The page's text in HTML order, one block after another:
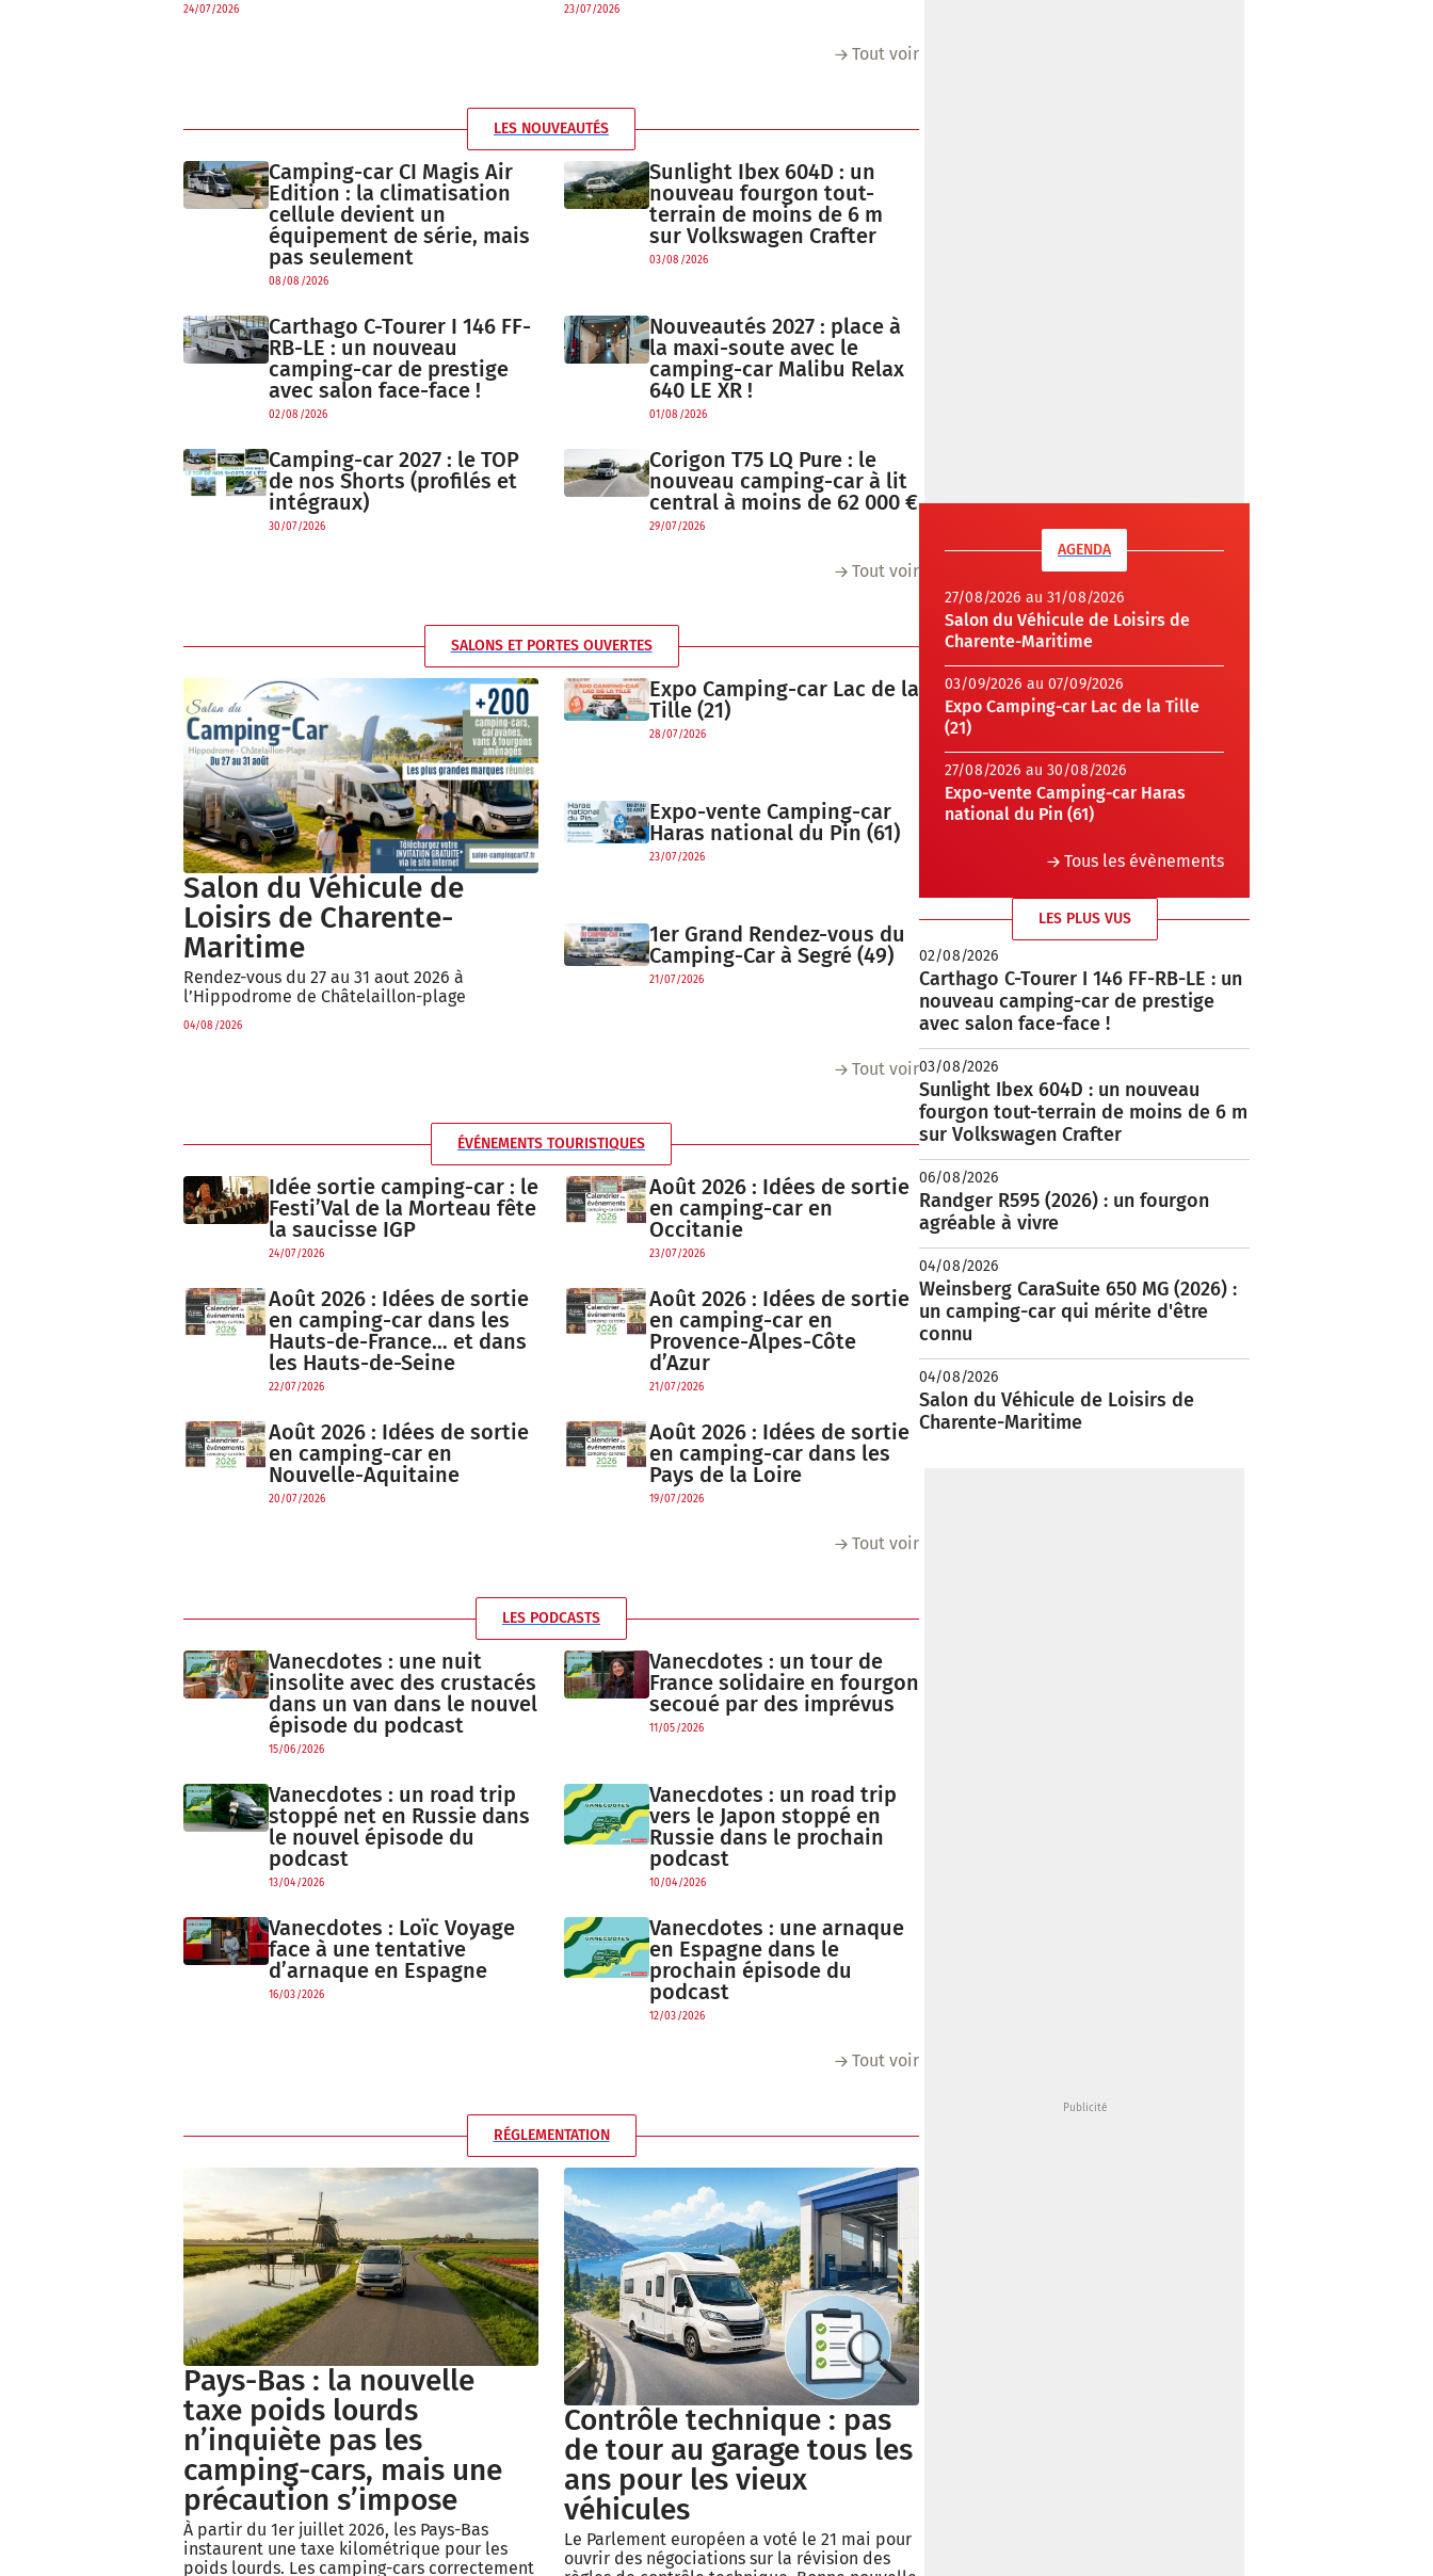
24/07/2026 23/07/2026
Tout voir
LES NOUVEAUTÉS
Camping-car CI Magis Air
Edition : la climatisation
cellule devient un
équipement de série, mais
pas seulement
08/08/2026
Sunlight Ibex 604D : un
nouveau fourgon tout-
terrain de moins de 6 m
sur Volkswagen Crafter
03/08/2026
Carthago C-Tourer I 146 FF-
RB-LE : un nouveau
camping-car de prestige
avec salon face-face !
02/08/2026
Nouveautés 2027 : place à
la maxi-soute avec le
camping-car Malibu Relax
640 LE XR !
01/08/2026
Camping-car 2027 : le TOP
de nos Shorts (profilés et
intégraux)
30/07/2026
Corigon T75 LQ Pure : le
nouveau camping-car à lit
central à moins de 62 000 €
29/07/2026
Tout voir
SALONS ET PORTES OUVERTES
Salon du Véhicule de
Loisirs de Charente-
Maritime
Rendez-vous du 27 au 31 aout 2026 à
l’Hippodrome de Châtelaillon-plage
04/08/2026
Expo Camping-car Lac de la
Tille (21)
28/07/2026
Expo-vente Camping-car
Haras national du Pin (61)
23/07/2026
1er Grand Rendez-vous du
Camping-Car à Segré (49)
21/07/2026
Tout voir
ÉVÉNEMENTS TOURISTIQUES
Idée sortie camping-car : le
Festi’Val de la Morteau fête
la saucisse IGP
24/07/2026
Août 2026 : Idées de sortie
en camping-car en
Occitanie
23/07/2026
Août 2026 : Idées de sortie
en camping-car dans les
Hauts-de-France… et dans
les Hauts-de-Seine
22/07/2026
Août 2026 : Idées de sortie
en camping-car en
Provence-Alpes-Côte
d’Azur
21/07/2026
Août 2026 : Idées de sortie
en camping-car en
Nouvelle-Aquitaine
20/07/2026
Août 2026 : Idées de sortie
en camping-car dans les
Pays de la Loire
19/07/2026
Tout voir
LES PODCASTS
Vanecdotes : une nuit
insolite avec des crustacés
dans un van dans le nouvel
épisode du podcast
15/06/2026
Vanecdotes : un tour de
France solidaire en fourgon
secoué par des imprévus
11/05/2026
Vanecdotes : un road trip
stoppé net en Russie dans
le nouvel épisode du
podcast
13/04/2026
Vanecdotes : un road trip
vers le Japon stoppé en
Russie dans le prochain
podcast
10/04/2026
Vanecdotes : Loïc Voyage
face à une tentative
d’arnaque en Espagne
16/03/2026
Vanecdotes : une arnaque
en Espagne dans le
prochain épisode du
podcast
12/03/2026
Tout voir
RÉGLEMENTATION
Pays-Bas : la nouvelle
taxe poids lourds
n’inquiète pas les
camping-cars, mais une
précaution s’impose
À partir du 1er juillet 2026, les Pays-Bas
instaurent une taxe kilométrique pour les
poids lourds. Les camping-cars correctement
Contrôle technique : pas
de tour au garage tous les
ans pour les vieux
véhicules
Le Parlement européen a voté le 21 mai pour
ouvrir des négociations sur la révision des
AGENDA
27/08/2026 au 31/08/2026
Salon du Véhicule de Loisirs de
Charente-Maritime
03/09/2026 au 07/09/2026
Expo Camping-car Lac de la Tille
(21)
27/08/2026 au 30/08/2026
Expo-vente Camping-car Haras
national du Pin (61)
Tous les évènements
LES PLUS VUS
02/08/2026
Carthago C-Tourer I 146 FF-RB-LE : un
nouveau camping-car de prestige
avec salon face-face !
03/08/2026
Sunlight Ibex 604D : un nouveau
fourgon tout-terrain de moins de 6 m
sur Volkswagen Crafter
06/08/2026
Randger R595 (2026) : un fourgon
agréable à vivre
04/08/2026
Weinsberg CaraSuite 650 MG (2026) :
un camping-car qui mérite d'être
connu
04/08/2026
Salon du Véhicule de Loisirs de
Charente-Maritime